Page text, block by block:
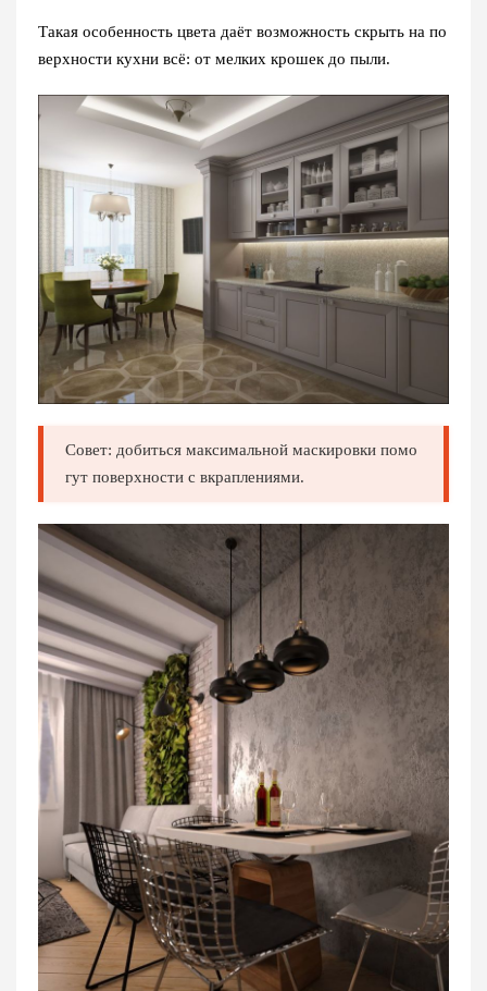
Такая особенность цвета даёт возможность скрыть на по
верхности кухни всё: от мелких крошек до пыли.
Совет: добиться максимальной маскировки помо
гут поверхности с вкраплениями.